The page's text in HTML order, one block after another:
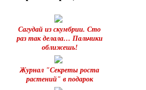
Сагудай из скумбрии. Сто
раз так делала… Пальчики
оближешь!
Журнал "Секреты роста
растений" в подарок